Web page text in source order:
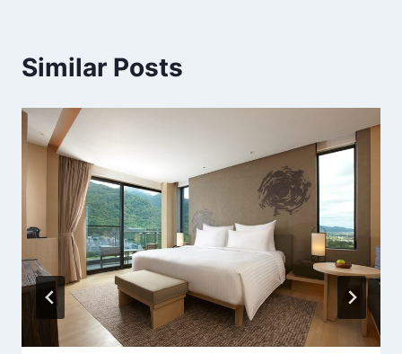
Similar Posts